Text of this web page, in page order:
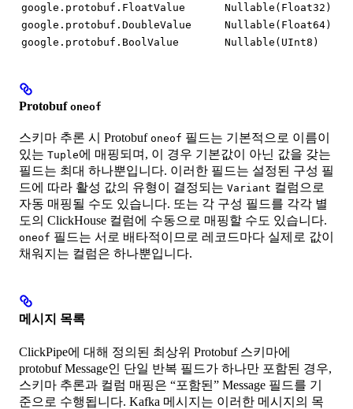
google.protobuf.FloatValue
Nullable(Float32)
google.protobuf.DoubleValue
Nullable(Float64)
google.protobuf.BoolValue
Nullable(UInt8)
Protobuf oneof
스키마 추론 시 Protobuf oneof 필드는 기본적으로 이름이
있는 Tuple에 매핑되며, 이 경우 기본값이 아닌 값을 갖는
필드는 최대 하나뿐입니다. 이러한 필드는 설정된 구성 필
드에 따라 활성 값의 유형이 결정되는 Variant 컬럼으로
자동 매핑될 수도 있습니다. 또는 각 구성 필드를 각각 별
도의 ClickHouse 컬럼에 수동으로 매핑할 수도 있습니다.
oneof 필드는 서로 배타적이므로 레코드마다 실제로 값이
채워지는 컬럼은 하나뿐입니다.
메시지 목록
ClickPipe에 대해 정의된 최상위 Protobuf 스키마에
protobuf Message인 단일 반복 필드가 하나만 포함된 경우,
스키마 추론과 컬럼 매핑은 “포함된” Message 필드를 기
준으로 수행됩니다. Kafka 메시지는 이러한 메시지의 목